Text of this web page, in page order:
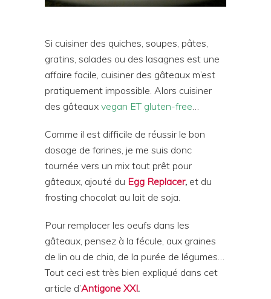
Si cuisiner des quiches, soupes, pâtes,
gratins, salades ou des lasagnes est une
affaire facile, cuisiner des gâteaux m’est
pratiquement impossible. Alors cuisiner
des gâteaux vegan ET gluten-free
Comme il est difficile de réussir le bon
dosage de farines, je me suis donc
tournée vers un mix tout prêt pour
gâteaux, ajouté du Egg Replacer, et du
frosting chocolat au lait de soja.
Pour remplacer les oeufs dans les
gâteaux, pensez à la fécule, aux graines
de lin ou de chia, de la purée de légumes…
Tout ceci est très bien expliqué dans cet
article d’Antigone XXI.